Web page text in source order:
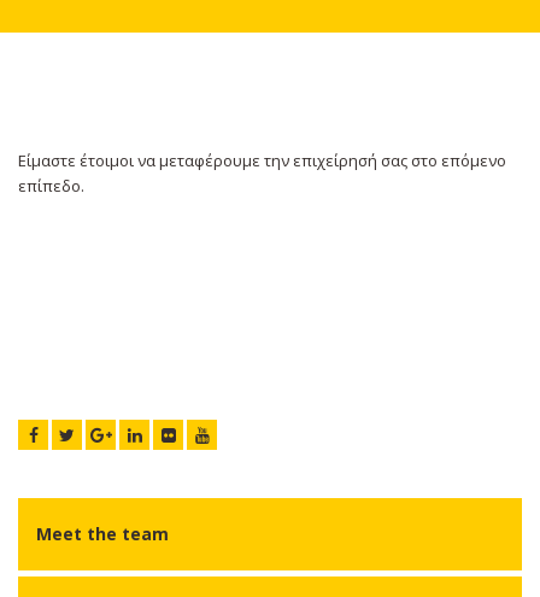
Είμαστε έτοιμοι να μεταφέρουμε την επιχείρησή σας στο επόμενο
επίπεδο.
Meet the team